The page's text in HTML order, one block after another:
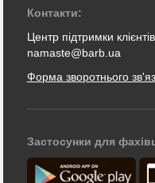
Контакти:
Центр підтримки
namaste@barb.ua
Форма зворотнього
Застосунки для